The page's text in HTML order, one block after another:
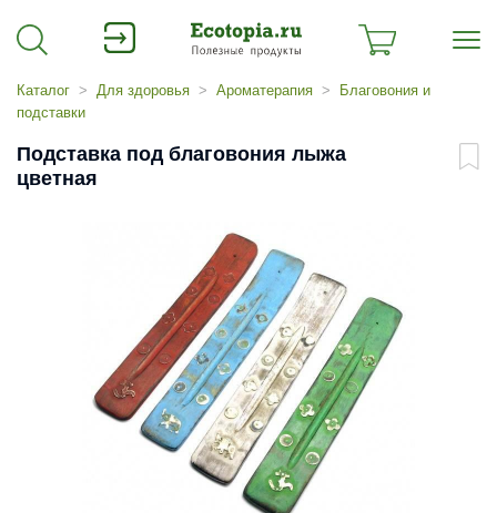
Каталог Для здоровья Ароматерапия
Благовония и
подставки
Подставка под благовония лыжа
цветная